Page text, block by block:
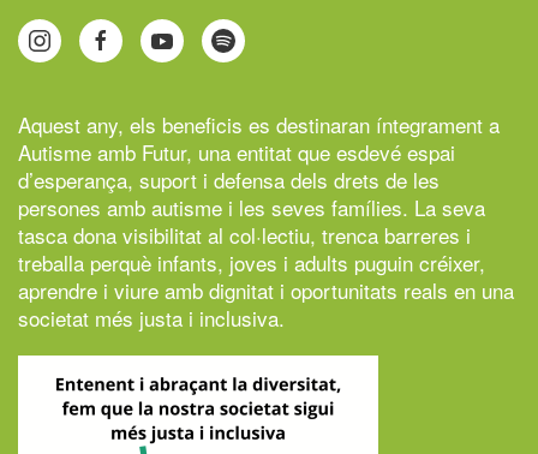
Aquest any, els beneficis es destinaran íntegrament a
Autisme amb Futur, una entitat que esdevé espai
d’esperança, suport i defensa dels drets de les
persones amb autisme i les seves famílies. La seva
tasca dona visibilitat al col·lectiu, trenca barreres i
treballa perquè infants, joves i adults puguin créixer,
aprendre i viure amb dignitat i oportunitats reals en una
societat més justa i inclusiva.